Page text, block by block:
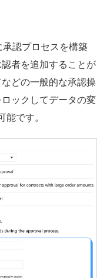
認プロセスを構築
者を追加することが
どの一般的な承認操
ックしてデータの変
能です。